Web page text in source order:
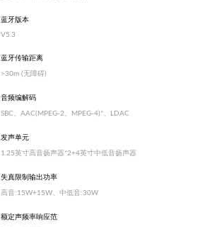
蓝牙版本
V5.3
蓝牙传输距离
>30m (无障碍)
音频编解码
SBC、AAC(MPEG-2、MPEG-4)*、LDAC
发声单元
1.25英寸高音扬声器*2+4英寸中低音扬声器
失真限制输出功率
高音:15W+15W、中低音:30W
额定声频率响应范